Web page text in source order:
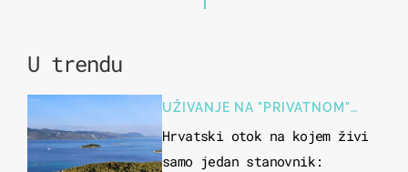
U trendu
UŽIVANJE NA "PRIVATNOM"
OTOKU
Hrvatski otok na kojem živi
samo jedan stanovnik: